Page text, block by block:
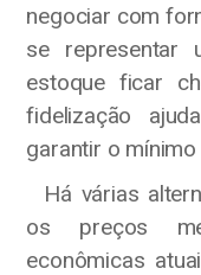
negociar com
se representar
estoque ficar
fidelização
garantir o
Há várias
os preços
econômicas